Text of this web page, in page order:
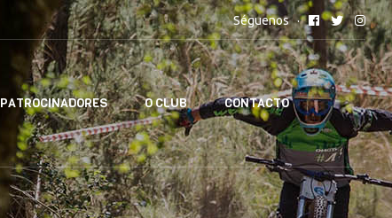
Séguenos
PATROCINADORES O CLUB CONTACTO